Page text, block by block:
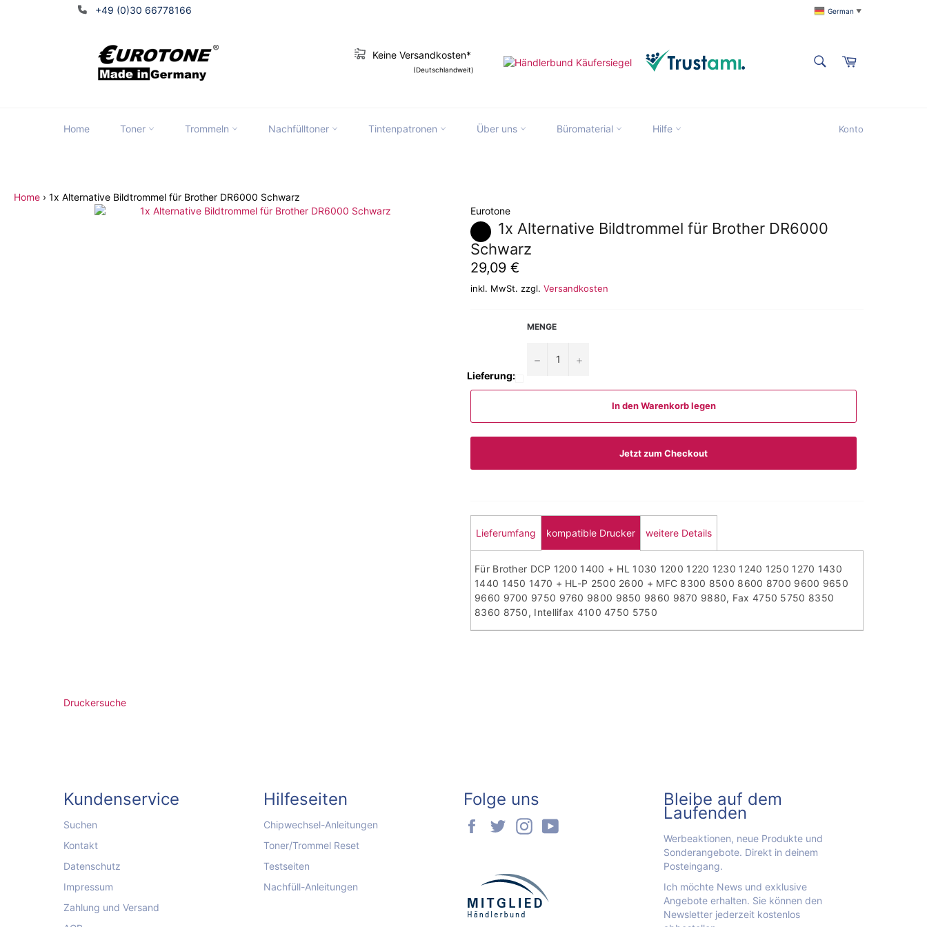
+49 (0)30 66778166 German ▼
Keine Versandkosten*
(Deutschlandweit)
Warenkorb
Home Toner Trommeln Nachfülltoner Tintenpatronen Über uns Büromaterial Hilfe Konto
Home › 1x Alternative Bildtrommel für Brother DR6000 Schwarz
Eurotone
1x Alternative Bildtrommel für Brother DR6000
Schwarz
Normaler
Preis
29,09 €
inkl. MwSt. zzgl. Versandkosten
Lieferung:
MENGE
− +
In den Warenkorb legen
Jetzt zum Checkout
Lieferumfang kompatible Drucker weitere Details
Für Brother DCP 1200 1400 + HL 1030 1200 1220 1230 1240 1250 1270 1430
1440 1450 1470 + HL-P 2500 2600 + MFC 8300 8500 8600 8700 9600 9650
9660 9700 9750 9760 9800 9850 9860 9870 9880, Fax 4750 5750 8350
8360 8750, Intellifax 4100 4750 5750
Druckersuche
Kundenservice
Suchen
Kontakt
Datenschutz
Impressum
Zahlung und Versand
Hilfeseiten
Chipwechsel-Anleitungen
Toner/Trommel Reset
Testseiten
Nachfüll-Anleitungen
Folge uns
Facebook
TwitterInstagram
Bleibe auf dem
Laufenden
Werbeaktionen, neue Produkte und
Sonderangebote. Direkt in deinem
Posteingang.
Ich möchte News und exklusive
Angebote erhalten. Sie können den
Newsletter jederzeit kostenlos